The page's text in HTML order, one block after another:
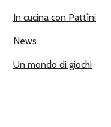
In cucina con Pattìni
News
Un mondo di giochi